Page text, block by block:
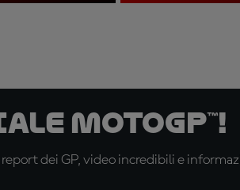
MotoGP™!
dei GP, video incredibili e